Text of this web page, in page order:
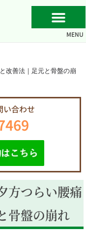
MENU
改善法｜足元と骨盤の崩
い合わせ
方つらい腰痛
骨盤の崩れ